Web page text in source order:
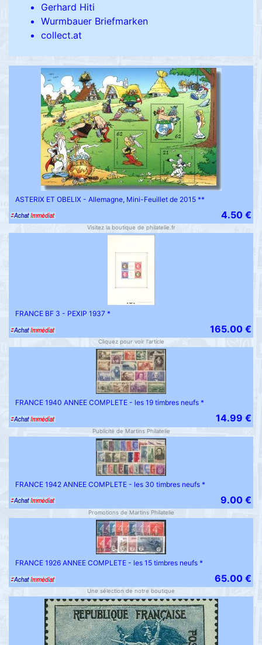
Gerhard Hiti
Wurmbauer Briefmarken
collect.at
ASTERIX ET OBELIX - Allemagne, Mini-Feuillet de 2015 **
4.50 €
Visitez la boutique de philatelie.fr
FRANCE BF 3 - PEXIP 1937 *
165.00 €
Cliquez pour voir l'article
FRANCE 1940 ANNEE COMPLETE - les 19 timbres neufs *
14.99 €
Publicité de Martins Philatelie
FRANCE 1942 ANNEE COMPLETE - les 30 timbres neufs *
9.00 €
Promotions de Martins Philatelie
FRANCE 1926 ANNEE COMPLETE - les 15 timbres neufs *
65.00 €
Une sélection de notre boutique